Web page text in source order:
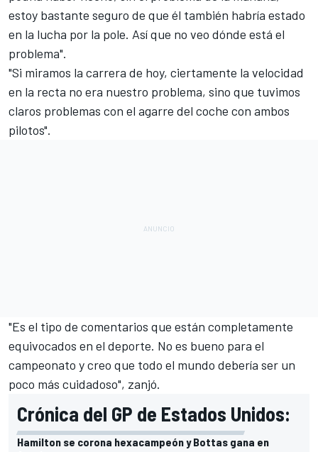
estoy bastante seguro de que él también habría estado
en la lucha por la pole. Así que no veo dónde está el
problema".
"Si miramos la carrera de hoy, ciertamente la velocidad
en la recta no era nuestro problema, sino que tuvimos
claros problemas con el agarre del coche con ambos
pilotos".
"Es el tipo de comentarios que están completamente
equivocados en el deporte. No es bueno para el
campeonato y creo que todo el mundo debería ser un
poco más cuidadoso", zanjó.
Crónica del GP de Estados Unidos:
Hamilton se corona hexacampeón y Bottas gana en